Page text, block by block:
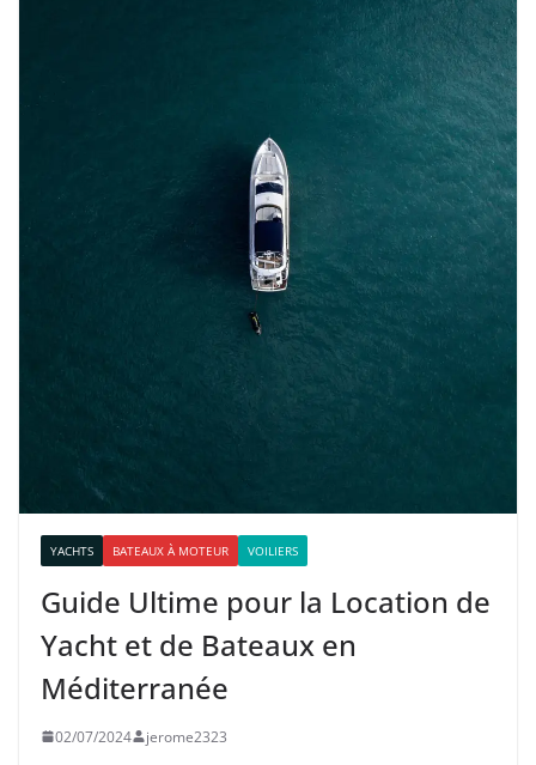
YACHTS BATEAUX À MOTEUR VOILIERS
Guide Ultime pour la Location de
Yacht et de Bateaux en
Méditerranée
02/07/2024 jerome2323